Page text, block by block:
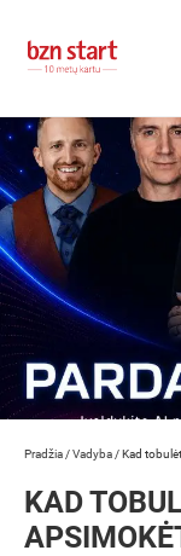
Pradžia /Vadyba /Kad
KAD